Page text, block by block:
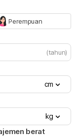
Perempuan
(tahun)
cm
kg
berat